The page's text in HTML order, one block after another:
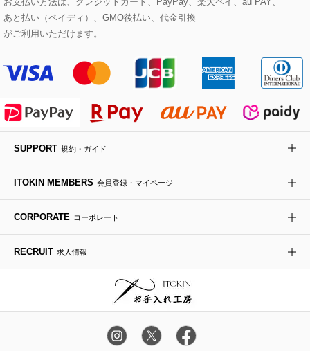
Maison de CINQ
MK MICHEL KLEIN BAG
HIROKO KOSHINO
セットアップワンピース
ステンカラーコート
ライダースジャケット
デニムジャケット
ダウンジャケット・コート
ヘアアクセサリー
ハンカチ・バンダナ
手袋
チャーム・ストラップ
ブローチ・コサージュ
ボストンバッグ
バックパック・リュック
ボディバッグ・メッセンジャーバッグ
トラベルバッグ
スニーカー
フラットシューズ
ローファー
ドレスシューズ
ローズ
カサブランカ・カラー
ラナンキュラス
ポプリアレンジ＆フレグランス
あと払い（ペイディ）、GMO後払い、代金引換
がご利用いただけます。
SUPPORT 規約・ガイド
ITOKIN MEMBERS 会員登録・マイページ
CORPORATE コーポレート
RECRUIT 求人情報